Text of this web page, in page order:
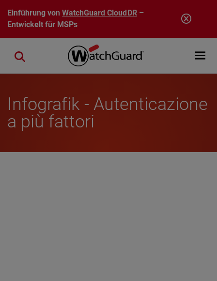
Direkt zum Inhalt
Einführung vonWatchGuard CloudDR–
Entwickelt für MSPs
Open
Close search
Infografik - Autenticazione
a più fattori